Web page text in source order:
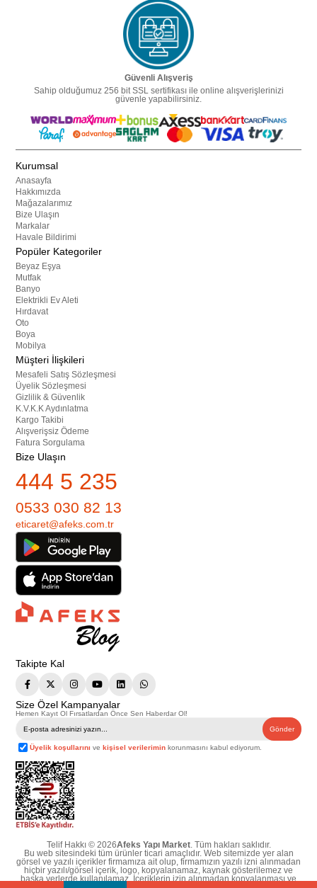
Güvenli Alışveriş
Sahip olduğumuz 256 bit SSL sertifikası ile online alışverişlerinizi
güvenle yapabilirsiniz.
Kurumsal
Anasayfa
Hakkımızda
Mağazalarımız
Bize Ulaşın
Markalar
Havale Bildirimi
Popüler Kategoriler
Beyaz Eşya
Mutfak
Banyo
Elektrikli Ev Aleti
Hırdavat
Oto
Boya
Mobilya
Müşteri İlişkileri
Mesafeli Satış Sözleşmesi
Üyelik Sözleşmesi
Gizlilik & Güvenlik
K.V.K.K Aydınlatma
Kargo Takibi
Alışverişsiz Ödeme
Fatura Sorgulama
Bize Ulaşın
444 5 235
0533 030 82 13
eticaret@afeks.com.tr
Takipte Kal
Size Özel Kampanyalar
Hemen Kayıt Ol Fırsatlardan Önce Sen Haberdar Ol!
Gönder
Üyelik koşullarını vekişisel verilerimin korunmasını kabul ediyorum.
Telif Hakkı © 2026Afeks Yapı Market. Tüm hakları saklıdır.
Bu web sitesindeki tüm ürünler ticari amaçlıdır. Web sitemizde yer alan
görsel ve yazılı içerikler firmamıza ait olup, firmamızın yazılı izni alınmadan
hiçbir yazılı/görsel içerik, logo, kopyalanamaz, kaynak gösterilemez ve
başka yerlerde kullanılamaz. İçeriklerin izin alınmadan kopyalanması ve